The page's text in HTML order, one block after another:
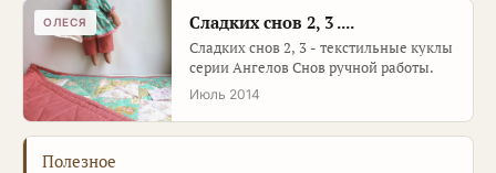
ОЛЕСЯ Сладких снов 2, 3 ....
Сладких снов 2, 3 - текстильные куклы
серии Ангелов Снов ручной работы.
Июль 2014
Полезное